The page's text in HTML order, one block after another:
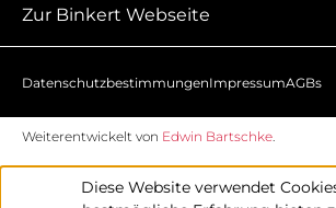
Zur Binkert Webseite
DatenschutzbestimmungenImpressumAGBs
Weiterentwickelt von Edwin Bartschke.
Diese Website verwendet